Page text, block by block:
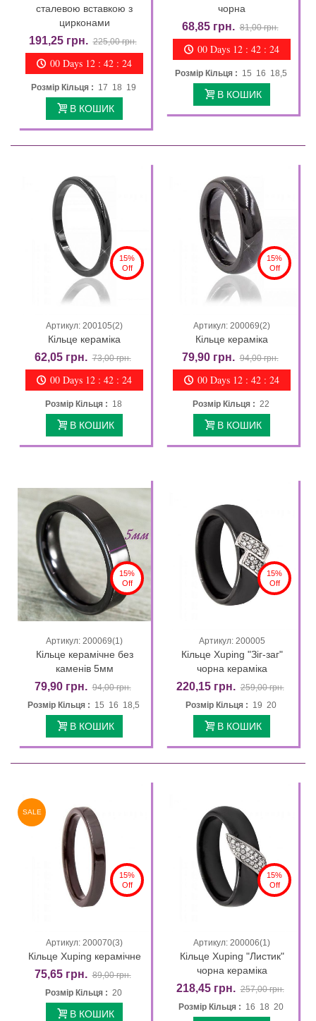
сталевою вставкою з
цирконами
191,25 грн. 225,00 грн.
00 Days 12 : 42 : 23
Розмір Кільця : 17 18 19
В КОШИК
чорна
68,85 грн. 81,00 грн.
00 Days 12 : 42 : 23
Розмір Кільця : 15 16 18,5
В КОШИК
15%
Off
Артикул: 200105(2)
Кільце кераміка
62,05 грн. 73,00 грн.
00 Days 12 : 42 : 23
Розмір Кільця : 18
В КОШИК
15%
Off
Артикул: 200069(2)
Кільце кераміка
79,90 грн. 94,00 грн.
00 Days 12 : 42 : 23
Розмір Кільця : 22
В КОШИК
15%
Off
Артикул: 200069(1)
Кільце керамічне без
каменів 5мм
79,90 грн. 94,00 грн.
Розмір Кільця : 15 16 18,5
В КОШИК
15%
Off
Артикул: 200005
Кільце Xuping "Зіг-заг"
чорна кераміка
220,15 грн. 259,00 грн.
Розмір Кільця : 19 20
В КОШИК
SALE
15%
Off
Артикул: 200070(3)
Кільце Xuping керамічне
75,65 грн. 89,00 грн.
Розмір Кільця : 20
В КОШИК
15%
Off
Артикул: 200006(1)
Кільце Xuping "Листик"
чорна кераміка
218,45 грн. 257,00 грн.
Розмір Кільця : 16 18 20